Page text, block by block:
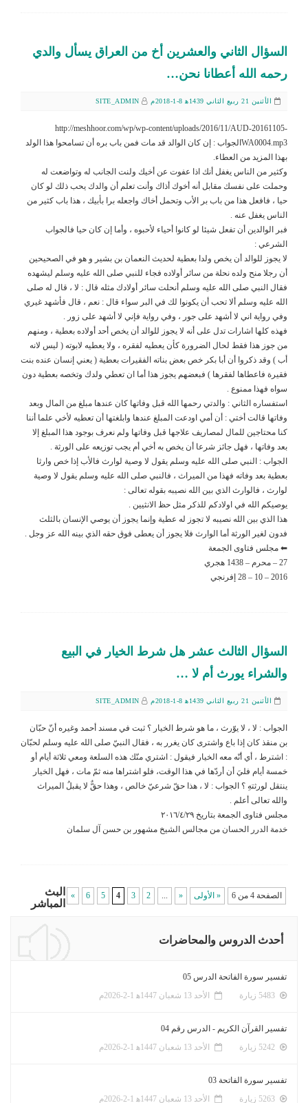
السؤال الثاني والعشرين أخ من العراق يسأل والدي
رحمه الله أعطانا نحن…
الأثنين 21 ربيع الثاني 1439ﻫ 8-1-2018م SITE_ADMIN
http://meshhoor.com/wp/wp-content/uploads/2016/11/AUD-20161105-
WA0004.mp3الجواب : إن كان الوالد قد مات فمن باب بره أن تسامحوا هذا الولد
بهذا المزيد من العطاء.
وكثير من الناس يغفل أنك اذا عفوت عن أخيك ولنت الجانب له وتواضعت له
وحملت على نفسك مقابل أنه أخوك أذاك وأنت تعلم أن والدك يحب ذلك لو كان
حيا ، فافعل هذا من باب بر الأب وتحمل أخاك واجعله برا بأبيك ، هذا باب كثير من
الناس يغفل عنه .
فبر الوالدين أن تفعل شيئا لو كانوا أحياء لأحبوه ، وأما إن كان حيا فالجواب
الشرعي :
لا يجوز للوالد أن يخص ولدا بعطية لحديث النعمان بن بشير و هو في الصحيحين
أن رجلا منح ولده نحلة من سائر أولاده فجاء للنبي صلى الله عليه وسلم ليشهده
فقال النبي صلى الله عليه وسلم أنحلت سائر أولادك مثله قال : لا ، قال له صلى
الله عليه وسلم ألا تحب أن يكونوا لك في البر سواء قال : نعم ، قال فأشهد غيري
وفي رواية اني لا أشهد على جور ، وفي رواية فإني لا أشهد على زور .
فهذه كلها اشارات تدل على أنه لا يجوز للوالد أن يخص أحد أولاده بعطية ، ومنهم
من جوز هذا فقط لحال الضرورة كأن يعطيه لفقره ، ولا يعطيه لابوته ( ليس لانه
أب ) وقد ذكروا أن أبا بكر خص بعض بناته الفقيرات بعطية ( يعني إنسان عنده بنت
فقيرة فاعطاها لفقرها ) فبعضهم يجوز هذا أما ان تعطي ولدك وتخصه بعطية دون
سواه فهذا ممنوع .
استفساره الثاني : والدتي رحمها الله قبل وفاتها كان عندها مبلغ من المال وبعد
وفاتها قالت أختي : أن أمي اودعت المبلغ عندها وابلغتها أن تعطيه لأخي علما أننا
كنا محتاجين للمال لمصاريف علاجها قبل وفاتها ولم نعرف بوجود هذا المبلغ إلا
بعد وفاتها ، فهل جائز شرعا أن يخص به أخي أم يجب توزيعه على الورثة .
الجواب : النبي صلى الله عليه وسلم يقول لا وصية لوارث فالأب إذا خص وارثا
بعطية بعد وفاته فهذا من الميراث ، فالنبي صلى الله عليه وسلم يقول لا وصية
لوارث ، فالوارث الذي بين الله نصيبه بقوله تعالى :
يوصيكم الله في اولادكم للذكر مثل حظ الانثيين .
هذا الذي بين الله نصيبه لا تجوز له عطية وإنما يجوز أن يوصي الإنسان بالثلث
فدون لغير الورثة أما الوارث فلا يجوز أن يعطى فوق حقه الذي بينه الله عز وجل .
⬅ مجلس فتاوى الجمعة
27 – محرم – 1438 هجري
2016 – 10 – 28 إفرنجي
السؤال الثالث عشر هل شرط الخيار في البيع
والشراء يورث أم لا …
الأثنين 21 ربيع الثاني 1439ﻫ 8-1-2018م SITE_ADMIN
الجواب : لا ، لا يوّرث ، ما هو شرط الخيار ؟ ثبت في مسند أحمد وغيره أنّ حبّان
بن منقذ كان إذا باع واشترى كان يغرر به ، فقال النبيّ صلى الله عليه وسلم لحبّان
: اشترط ، أي أنّه معه الخيار فيقول : اشتري منّك هذه السلعة ومعي ثلاثة أيام أو
خمسة أيام فليَ أن أردّها في هذا الوقت، فلو اشتراها منه ثمّ مات ، فهل الخيار
ينتقل لورثتهِ ؟ الجواب : لا ، هذا حقّ شرعيّ خالص ، وهذا حقٌّ لا يقبلُ الميراث
والله تعالى أعلم .
مجلس فتاوى الجمعة بتاريخ ٢٠١٦/٤/٢٩
خدمة الدرر الحسان من مجالس الشيخ مشهور بن حسن آل سلمان
الصفحة 4 من 6 « الأولى «
2
3
4
5
6
»
البث
المباشر
أحدث الدروس والمحاضرات
تفسير سورة الفاتحة الدرس 05
الأحد 13 شعبان 1447ﻫ 1-2-2026م
تفسير القرآن الكريم - الدرس رقم 04
الأحد 13 شعبان 1447ﻫ 1-2-2026م
تفسير سورة الفاتحة 03
الأحد 13 شعبان 1447ﻫ 1-2-2026م